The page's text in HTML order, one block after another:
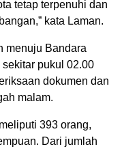
tetap terpenuhi dan
kata Laman.
menuju Bandara
pukul 02.00
dokumen dan
malam.
393 orang,
Dari jumlah